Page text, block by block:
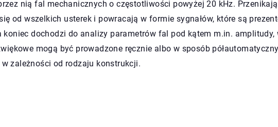
nią fal mechanicznych o częstotliwości powyżej 20 kHz.
od wszelkich usterek i powracają w formie sygnałów, które są
koniec dochodzi do analizy parametrów fal pod kątem m.in. amplitudy,
mogą być prowadzone ręcznie albo w sposób
zależności od rodzaju konstrukcji.